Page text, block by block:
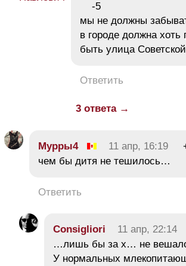
-5
мы не должны
в городе должна хоть
быть улица
Ответить
3 ответа →
Мурры4 11 апр, 16:19
чем бы дитя не тешилось…
Ответить
Consigliori 11 апр, 22:14
…лишь бы за х… не
У нормальных